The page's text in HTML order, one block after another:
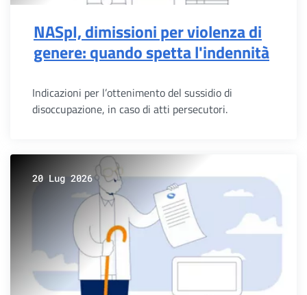
NASpI, dimissioni per violenza di
genere: quando spetta l'indennità
Indicazioni per l’ottenimento del sussidio di
disoccupazione, in caso di atti persecutori.
20 Lug 2026